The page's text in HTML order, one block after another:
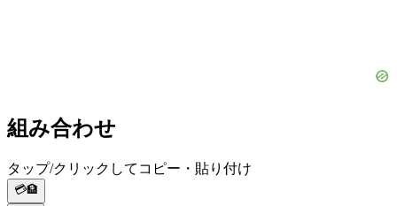
組み合わせ
タップ/クリックしてコピー・貼り付け
💳🏦